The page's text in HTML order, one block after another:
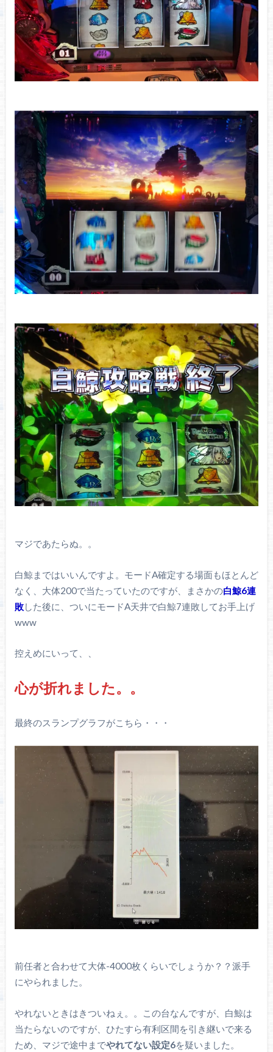
マジであたらぬ。。
白鯨まではいいんですよ。モードA確定する場面もほとんど
なく、大体200で当たっていたのですが、まさかの白鯨6連
敗した後に、ついにモードA天井で白鯨7連敗してお手上げ
www
控えめにいって、、
心が折れました。。
最終のスランプグラフがこちら・・・
前任者と合わせて大体-4000枚くらいでしょうか？？派手
にやられました。
やれないときはきついねぇ。。この台なんですが、白鯨は
当たらないのですが、ひたすら有利区間を引き継いで来る
ため、マジで途中までやれてない設定6を疑いました。